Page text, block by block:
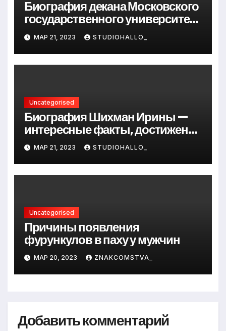
Биография декана Московского
государственного университета
Андрея Сидорова — от студента
до руководителя
МАР 21, 2023 STUDIOHALLO_
Uncategorised
Биография Шихман Ирины —
интересные факты, достижения
и путь к успеху
МАР 21, 2023 STUDIOHALLO_
Uncategorised
Причины появления
фурункулов в паху у мужчин
МАР 20, 2023 ZNAKCOMSTVA_
Добавить комментарий